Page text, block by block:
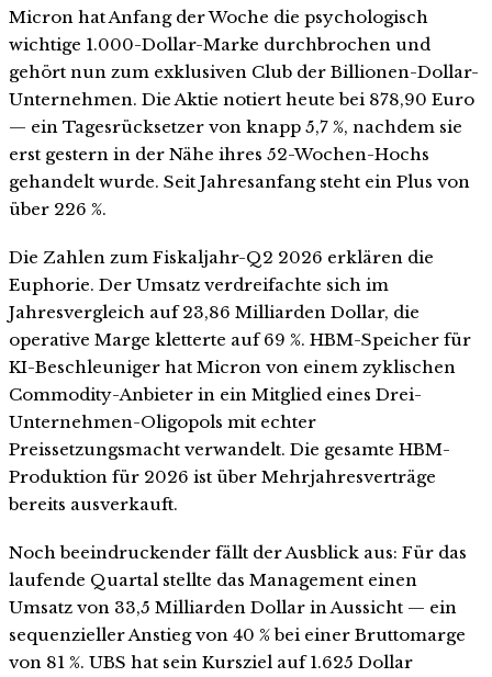
Micron hat Anfang der Woche die psychologisch
wichtige 1.000-Dollar-Marke durchbrochen und
gehört nun zum exklusiven Club der Billionen-Dollar-
Unternehmen. Die Aktie notiert heute bei 878,90 Euro
— ein Tagesrücksetzer von knapp 5,7 %, nachdem sie
erst gestern in der Nähe ihres 52-Wochen-Hochs
gehandelt wurde. Seit Jahresanfang steht ein Plus von
über 226 %.
Die Zahlen zum Fiskaljahr-Q2 2026 erklären die
Euphorie. Der Umsatz verdreifachte sich im
Jahresvergleich auf 23,86 Milliarden Dollar, die
operative Marge kletterte auf 69 %. HBM-Speicher für
KI-Beschleuniger hat Micron von einem zyklischen
Commodity-Anbieter in ein Mitglied eines Drei-
Unternehmen-Oligopols mit echter
Preissetzungsmacht verwandelt. Die gesamte HBM-
Produktion für 2026 ist über Mehrjahresverträge
bereits ausverkauft.
Noch beeindruckender fällt der Ausblick aus: Für das
laufende Quartal stellte das Management einen
Umsatz von 33,5 Milliarden Dollar in Aussicht — ein
sequenzieller Anstieg von 40 % bei einer Bruttomarge
von 81 %. UBS hat sein Kursziel auf 1.625 Dollar